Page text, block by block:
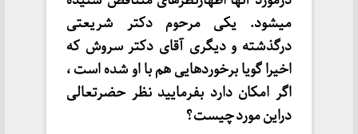
میشود. یکی مرحوم دکتر شریعتی
درگذشته و دیگری آقای دکتر سروش که
اخیرا گویا برخوردهایی هم با او شده است ،
اگر امکان دارد بفرمایید نظر حضرتعالی
دراین مورد چیست ؟